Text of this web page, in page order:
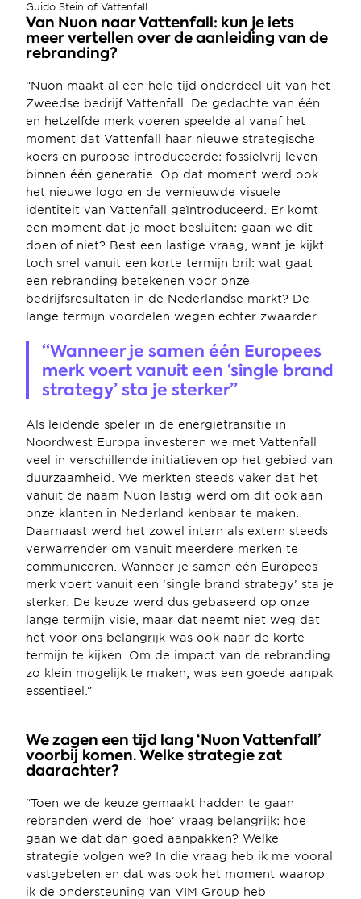
Guido Stein of Vattenfall
Van Nuon naar Vattenfall: kun je iets
meer vertellen over de aanleiding van de
rebranding?
“Nuon maakt al een hele tijd onderdeel uit van het
Zweedse bedrijf Vattenfall. De gedachte van één
en hetzelfde merk voeren speelde al vanaf het
moment dat Vattenfall haar nieuwe strategische
koers en purpose introduceerde: fossielvrij leven
binnen één generatie. Op dat moment werd ook
het nieuwe logo en de vernieuwde visuele
identiteit van Vattenfall geïntroduceerd. Er komt
een moment dat je moet besluiten: gaan we dit
doen of niet? Best een lastige vraag, want je kijkt
toch snel vanuit een korte termijn bril: wat gaat
een rebranding betekenen voor onze
bedrijfsresultaten in de Nederlandse markt? De
lange termijn voordelen wegen echter zwaarder.
“Wanneer je samen één Europees
merk voert vanuit een ‘single brand
strategy’ sta je sterker”
Als leidende speler in de energietransitie in
Noordwest Europa investeren we met Vattenfall
veel in verschillende initiatieven op het gebied van
duurzaamheid. We merkten steeds vaker dat het
vanuit de naam Nuon lastig werd om dit ook aan
onze klanten in Nederland kenbaar te maken.
Daarnaast werd het zowel intern als extern steeds
verwarrender om vanuit meerdere merken te
communiceren. Wanneer je samen één Europees
merk voert vanuit een ‘single brand strategy’ sta je
sterker. De keuze werd dus gebaseerd op onze
lange termijn visie, maar dat neemt niet weg dat
het voor ons belangrijk was ook naar de korte
termijn te kijken. Om de impact van de rebranding
zo klein mogelijk te maken, was een goede aanpak
essentieel.”
We zagen een tijd lang ‘Nuon Vattenfall’
voorbij komen. Welke strategie zat
daarachter?
“Toen we de keuze gemaakt hadden te gaan
rebranden werd de ‘hoe’ vraag belangrijk: hoe
gaan we dat dan goed aanpakken? Welke
strategie volgen we? In die vraag heb ik me vooral
vastgebeten en dat was ook het moment waarop
ik de ondersteuning van VIM Group heb